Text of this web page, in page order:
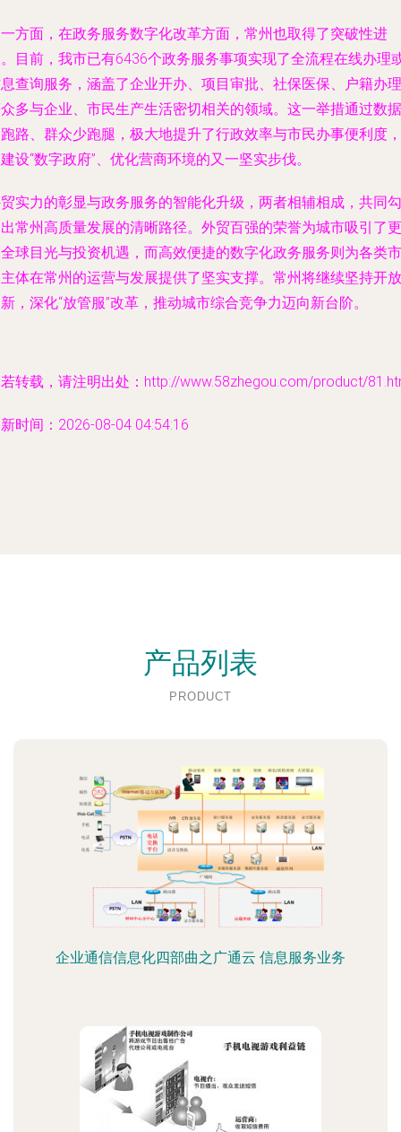
方面，在政务服务数字化改革方面，常州也取得了突破性进
目前，我市已有6436个政务服务事项实现了全流程在线办理
查询服务，涵盖了企业开办、项目审批、社保医保、户籍办理
多与企业、市民生产生活密切相关的领域。这一举措通过数据
路、群众少跑腿，极大地提升了行政效率与市民办事便利度，
设“数字政府”、优化营商环境的又一坚实步伐。
实力的彰显与政务服务的智能化升级，两者相辅相成，共同勾
常州高质量发展的清晰路径。外贸百强的荣誉为城市吸引了更
球目光与投资机遇，而高效便捷的数字化政务服务则为各类市
体在常州的运营与发展提供了坚实支撑。常州将继续坚持开放
，深化“放管服”改革，推动城市综合竞争力迈向新台阶。
转载，请注明出处：http://www.58zhegou.com/product/
时间：2026-08-04 04:54:16
产品列表
PRODUCT
企业通信信息化四部曲之广通云 信息服务业务